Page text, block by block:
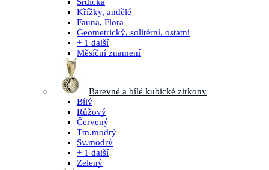
Křížky, andělé
Fauna, Flora
Geometrický, solitérní, ostatní
+ 1 další
Měsíční znamení
Barevné a bílé kubické zirkony
Bílý
Růžový
Červený
Tm.modrý
Sv.modrý
+ 1 další
Zelený